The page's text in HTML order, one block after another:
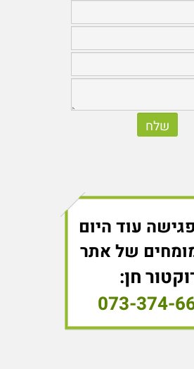
עוד היום
של אתר
חן:
073-374-